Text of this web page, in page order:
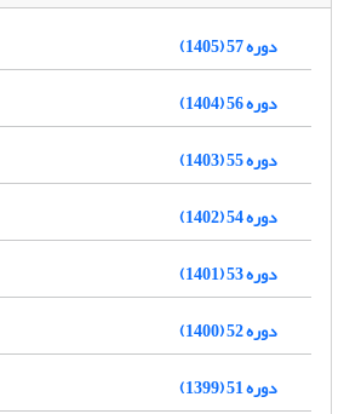
دوره 57 (1405)
دوره 56 (1404)
دوره 55 (1403)
دوره 54 (1402)
دوره 53 (1401)
دوره 52 (1400)
دوره 51 (1399)